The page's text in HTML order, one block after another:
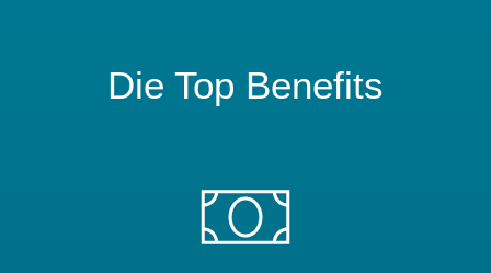
Die Top Benefits